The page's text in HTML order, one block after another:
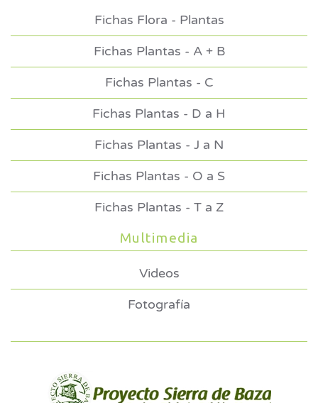
Fichas Flora - Plantas
Fichas Plantas - A + B
Fichas Plantas - C
Fichas Plantas - D a H
Fichas Plantas - J a N
Fichas Plantas - O a S
Fichas Plantas - T a Z
Multimedia
Videos
Fotografía